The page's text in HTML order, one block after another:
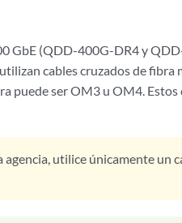
GbE (QDD-400G-DR4 y
cables cruzados de
puede ser OM3 u OM4. Estos
utilice únicamente un